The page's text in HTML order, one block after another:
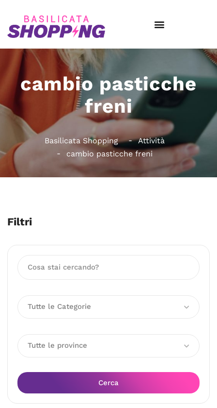
cambio pasticche
freni
Basilicata Shopping
Attività
cambio pasticche freni
Filtri
Tutte le Categorie
Tutte le province
Cerca